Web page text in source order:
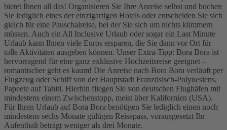
bietet Ihnen all das! Organisieren Sie Ihre Anreise selbst und buchen
Sie lediglich eines der einzigartigen Hotels oder entscheiden Sie sich
gleich für eine Pauschalreise, bei der Sie sich um nichts kümmern
müssen. Auch ein All Inclusive Urlaub oder sogar ein Last Minute
Urlaub kann Ihnen viele Euros ersparen, die Sie dann vor Ort für
tolle Aktivitäten ausgeben können. Unser Extra-Tipp: Bora Bora ist
hervorragend für eine ganz exklusive Hochzeitsreise geeignet –
romantischer geht es kaum! Die Anreise nach Bora Bora verläuft per
Flugzeug oder Schiff von der Hauptstadt Französisch-Polynesiens,
Papeete auf Tahiti. Hierhin fliegen Sie von deutschen Flughäfen mit
mindestens einem Zwischenstopp, meist über Kalifornien (USA).
Für Ihren Urlaub auf Bora Bora benötigen Sie lediglich einen noch
mindestens sechs Monate gültigen Reisepass, vorausgesetzt Ihr
Aufenthalt beträgt weniger als drei Monate.